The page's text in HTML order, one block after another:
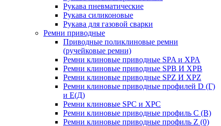
Рукава пневматические
Рукава силиконовые
Рукава для газовой сварки
Ремни приводные
Приводные поликлиновые ремни
(ручейковые ремни)
Ремни клиновые приводные SPA и XPA
Ремни клиновые приводные SPB И XPB
Ремни клиновые приводные SPZ И XPZ
Ремни клиновые приводные профилей D (Г)
и Е(Д)
Ремни клиновые SPC и XPC
Ремни клиновые приводные профиль C (В)
Ремни клиновые приводные профиль Z (0)